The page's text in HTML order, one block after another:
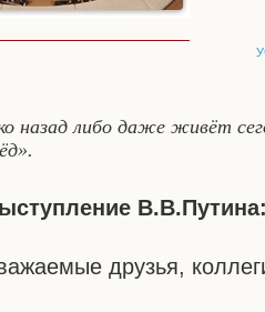
назад либо даже живёт
друзья,